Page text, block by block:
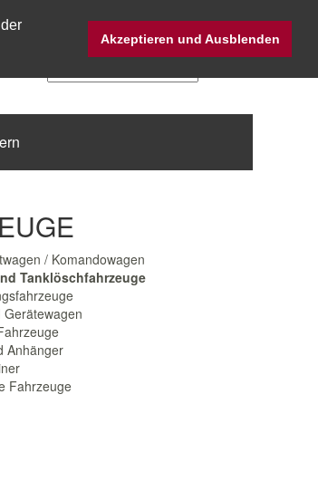
Akzeptieren und Ausblenden
Twitter @Fw_Straubing
/ Komandowagen
Tanklöschfahrzeuge
Gerätewagen
Anhänger
Fahrzeuge